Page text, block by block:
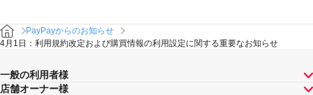
PayPayからのお知らせ
4月1日：利用規約改定および購買情報の利用設定に関する重要なお知らせ
一般の利用者様
店舗オーナー様